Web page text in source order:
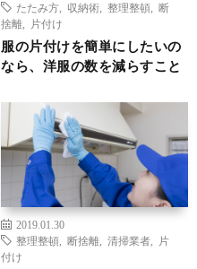
たたみ方
収納術 整理整頓
断
捨離
片付け
服の片付けを簡単にしたいの
なら、洋服の数を減らすこと
2019.01.30
整理整頓
断捨離 清掃業者
片
付け